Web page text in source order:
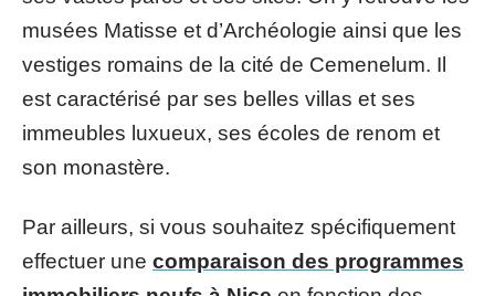
musées Matisse et d’Archéologie ainsi que les
vestiges romains de la cité de Cemenelum. Il
est caractérisé par ses belles villas et ses
immeubles luxueux, ses écoles de renom et
son monastère.
Par ailleurs, si vous souhaitez spécifiquement
effectuer une comparaison des programmes